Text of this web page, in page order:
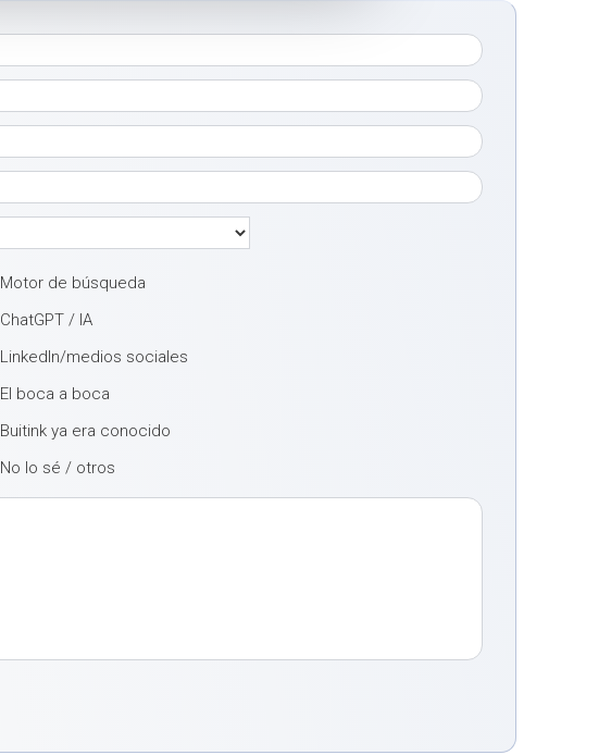
Motor de búsqueda
ChatGPT / IA
LinkedIn/medios sociales
El boca a boca
Buitink ya era conocido
No lo sé / otros